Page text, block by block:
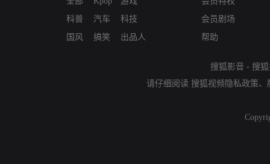
科普
国风
汽车
搞笑
科技
出品人
会员剧场
帮助
搜狐影音 - 搜
请仔细阅读 搜狐视频隐私政策、